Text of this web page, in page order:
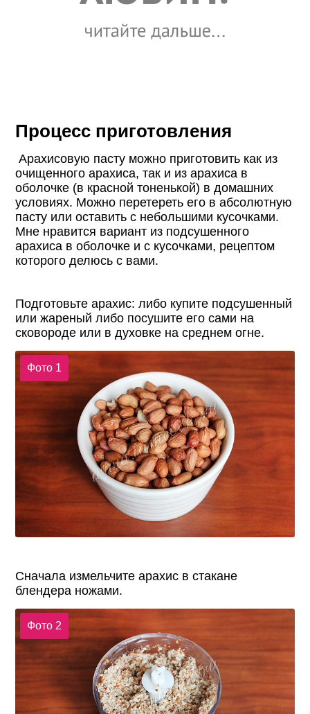
Процесс приготовления
Арахисовую пасту можно приготовить как из
очищенного арахиса, так и из арахиса в
оболочке (в красной тоненькой) в домашних
условиях. Можно перетереть его в абсолютную
пасту или оставить с небольшими кусочками.
Мне нравится вариант из подсушенного
арахиса в оболочке и с кусочками, рецептом
которого делюсь с вами.
Подготовьте арахис: либо купите подсушенный
или жареный либо посушите его сами на
сковороде или в духовке на среднем огне.
Фото 1
Сначала измельчите арахис в стакане
блендера ножами.
Фото 2